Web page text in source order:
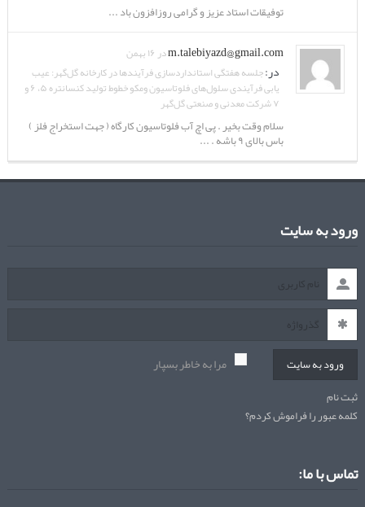
توفیقات استاد عزیز و گرامی روزافزون باد ...
m.talebiyazd@gmail.comدر ۱۶ بهمن
در:جلسه هفتگی استانداردسازی فرآیندها در کارخانه گل‌گهر: عیب
یابی فرآیندی سلول‌های فلوتاسیون ومکو خطوط تولید کنسانتره ۵، ۶ و
۷ شرکت معدنی و صنعتی گل‌گهر
سلام وقت بخیر . پی اچ آب فلوتاسیون کارگاه ( جهت استخراج فلز )
باس بالای ۹ باشه . ...
ورود به سایت
ورود به سایت مرا به خاطر بسپار
ثبت نام
کلمه عبور را فراموش کردم؟
تماس با ما: